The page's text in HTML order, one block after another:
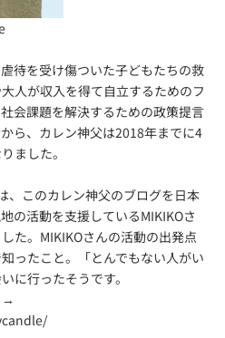
待を受け傷ついた子どもたちの救
人が収入を得て自立するためのフ
会課題を解決するための政策提言
ら、カレン神父は2018年までに4
ました。
、このカレン神父のブログを日本
の活動を支援しているMIKIKOさ
た。MIKIKOさんの活動の出発点
ったこと。「とんでもない人がい
に行ったそうです。
→